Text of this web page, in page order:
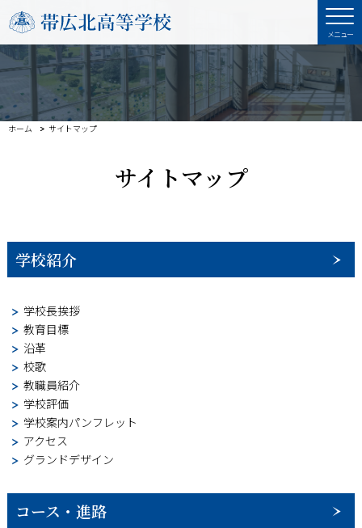
ホーム サイトマップ
サイトマップ
学校紹介
学校長挨拶
教育目標
沿革
校歌
教職員紹介
学校評価
学校案内パンフレット
アクセス
グランドデザイン
コース・進路